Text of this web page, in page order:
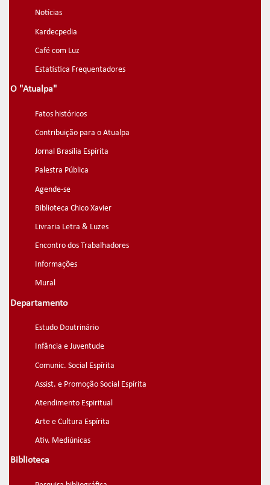
Notícias
Kardecpedia
Café com Luz
Estatística Frequentadores
O "Atualpa"
Fatos históricos
Contribuição para o Atualpa
Jornal Brasília Espírita
Palestra Pública
Agende-se
Biblioteca Chico Xavier
Livraria Letra & Luzes
Encontro dos Trabalhadores
Informações
Mural
Departamento
Estudo Doutrinário
Infância e Juventude
Comunic. Social Espírita
Assist. e Promoção Social Espírita
Atendimento Espiritual
Arte e Cultura Espírita
Ativ. Mediúnicas
Biblioteca